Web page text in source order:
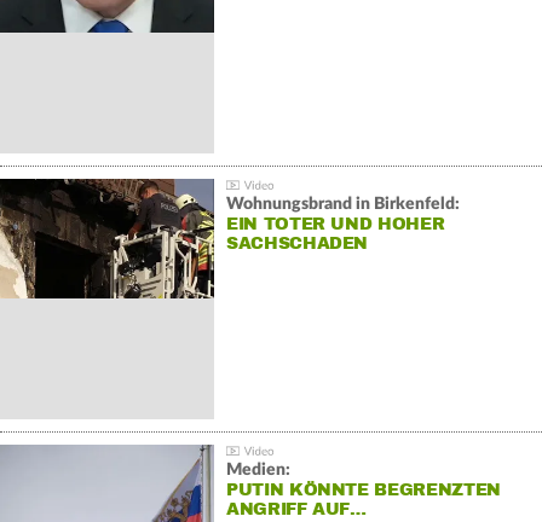
Wohnungsbrand in Birkenfeld:
EIN TOTER UND HOHER
SACHSCHADEN
Medien:
PUTIN KÖNNTE BEGRENZTEN
ANGRIFF AUF…